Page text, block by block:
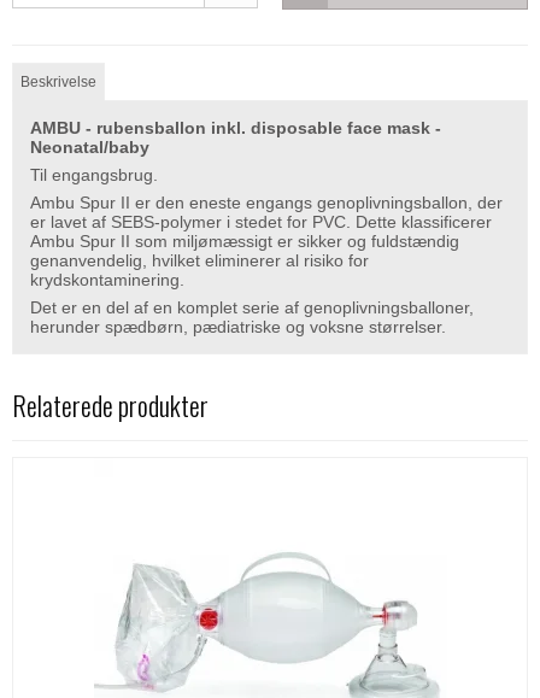
Beskrivelse
AMBU - rubensballon inkl. disposable face mask -
Neonatal/baby
Til engangsbrug.
Ambu Spur II er den eneste engangs genoplivningsballon, der
er lavet af SEBS-polymer i stedet for PVC. Dette klassificerer
Ambu Spur II som miljømæssigt er sikker og fuldstændig
genanvendelig, hvilket eliminerer al risiko for
krydskontaminering.
Det er en del af en komplet serie af genoplivningsballoner,
herunder spædbørn, pædiatriske og voksne størrelser.
Relaterede produkter